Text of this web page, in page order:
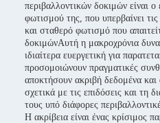
περιβαλλοντικών δοκιμών είναι
φωτισμού της, που υπερβαίνει
και σταθερό φωτισμό που
δοκιμώνΑυτή η μακροχρόνια
ιδιαίτερα ευεργετική για
προσομοιώνουν πραγματικές
αποκτήσουν ακριβή δεδομένα
σχετικά με τις επιδόσεις και τη
τους υπό διάφορες
Η ακρίβεια είναι ένας κρίσιμος